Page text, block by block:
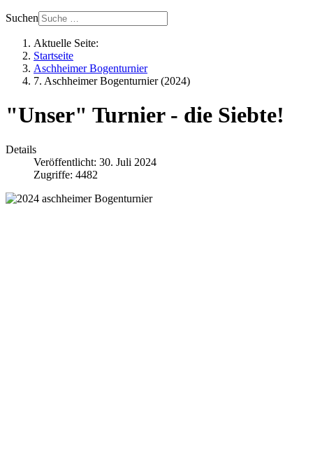
Suchen
Aktuelle Seite:
Startseite
Aschheimer Bogenturnier
7. Aschheimer Bogenturnier (2024)
"Unser" Turnier - die Siebte!
Details
Veröffentlicht: 30. Juli 2024
Zugriffe: 4482